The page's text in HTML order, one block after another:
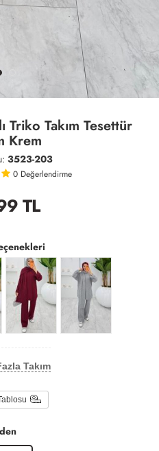
Triko Takım Tesettür
Krem
3523-203
0 Değerlendirme
TL
Takım